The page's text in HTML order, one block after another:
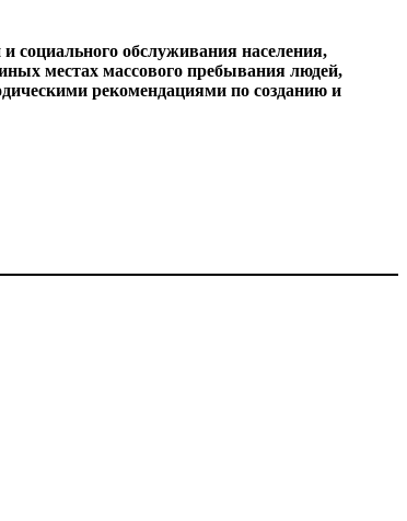
социального обслуживания населения,
местах массового пребывания людей,
рекомендациями по созданию и